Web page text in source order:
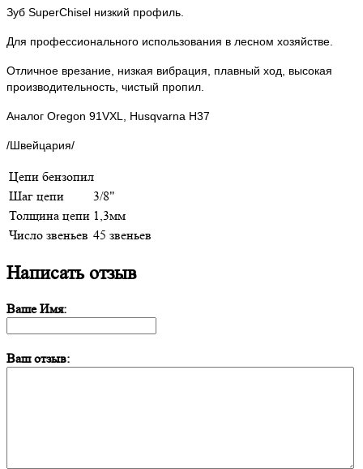
Зуб SuperChisel низкий профиль.
Для профессионального использования в лесном хозяйстве.
Отличное врезание, низкая вибрация, плавный ход, высокая
производительность, чистый пропил.
Аналог Oregon 91VXL, Husqvarna H37
/Швейцария/
Цепи бензопил
Шаг цепи
3/8"
Толщина цепи 1,3мм
Число звеньев 45 звеньев
Написать отзыв
Ваше Имя:
Ваш отзыв: